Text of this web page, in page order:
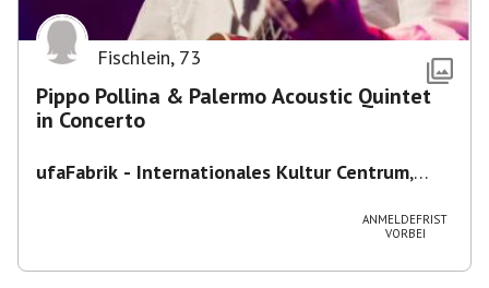
Fischlein, 73
Pippo Pollina & Palermo Acoustic Quintet
in Concerto
ufaFabrik - Internationales Kultur Centrum,
ANMELDEFRIST
VORBEI